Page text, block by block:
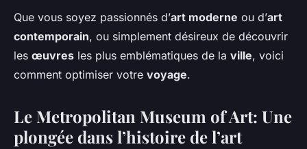
Que vous soyez passionnés d’art moderne ou d’art
contemporain, ou simplement désireux de découvrir
les œuvres les plus emblématiques de la ville, voici
comment optimiser votre voyage.
Le Metropolitan Museum of Art: Une
plongée dans l’histoire de l’art